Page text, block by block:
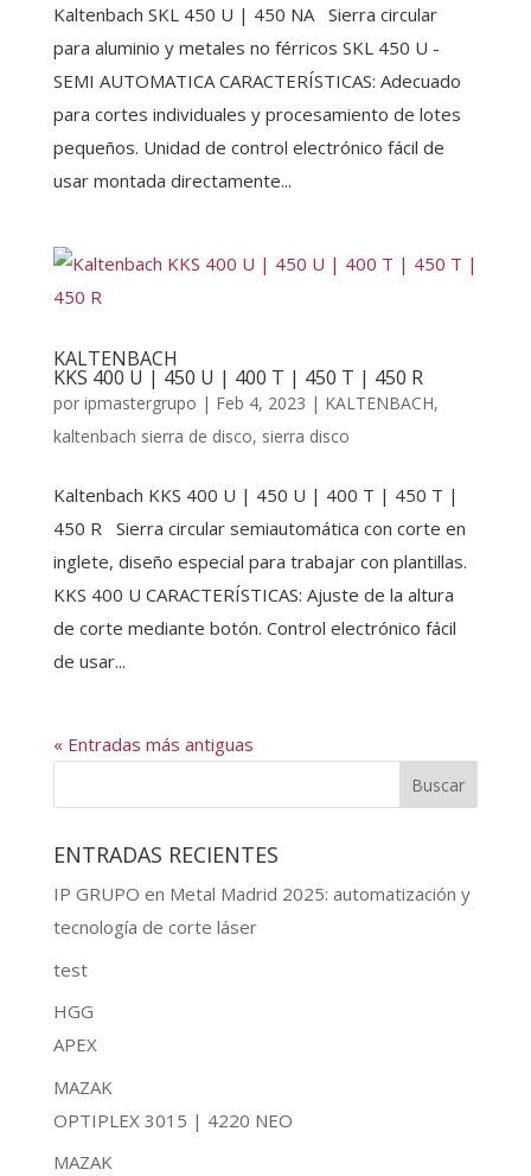
Kaltenbach SKL 450 U | 450 NA Sierra circular
para aluminio y metales no férricos SKL 450 U -
SEMI AUTOMATICA CARACTERÍSTICAS: Adecuado
para cortes individuales y procesamiento de lotes
pequeños. Unidad de control electrónico fácil de
usar montada directamente...
KALTENBACH
KKS 400 U | 450 U | 400 T | 450 T | 450 R
por ipmastergrupo | Feb 4, 2023 | KALTENBACH,
kaltenbach sierra de disco, sierra disco
Kaltenbach KKS 400 U | 450 U | 400 T | 450 T |
450 R Sierra circular semiautomática con corte en
inglete, diseño especial para trabajar con plantillas.
KKS 400 U CARACTERÍSTICAS: Ajuste de la altura
de corte mediante botón. Control electrónico fácil
de usar...
« Entradas más antiguas
ENTRADAS RECIENTES
IP GRUPO en Metal Madrid 2025: automatización y
tecnología de corte láser
test
HGG
APEX
MAZAK
OPTIPLEX 3015 | 4220 NEO
MAZAK